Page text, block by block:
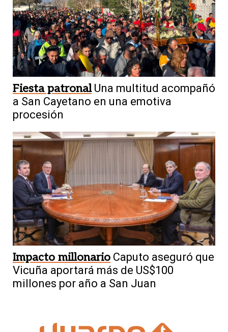
Fiesta patronal Una multitud acompañó
a San Cayetano en una emotiva
procesión
Impacto millonario Caputo aseguró que
Vicuña aportará más de US$100
millones por año a San Juan